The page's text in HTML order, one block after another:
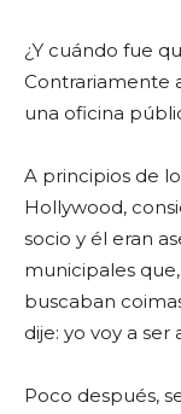
¿Y cuándo fue
Contrariamente
una oficina
A principios de
Hollywood,
socio y él eran
municipales
buscaban
dije: yo voy a ser
Poco después,